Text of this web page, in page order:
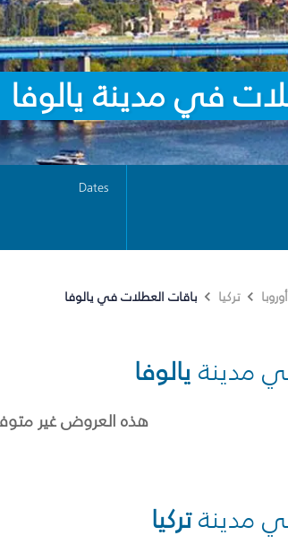
في مدينة يالوفا
Dates
أوروبا تركيا باقات العطلات في يالوفا
مدينة يالوفا
هذه العروض غير
مدينةتركيا